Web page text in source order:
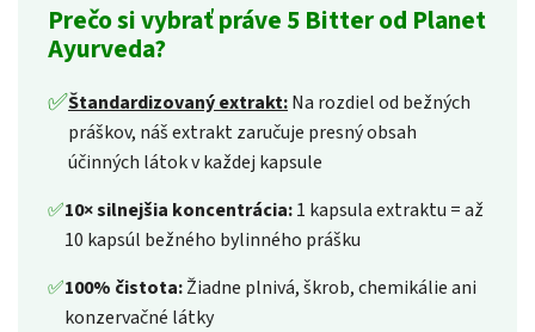
Prečo si vybrať práve 5 Bitter od Planet
Ayurveda?
✅Štandardizovaný extrakt:Na rozdiel od bežných
práškov, náš extrakt zaručuje presný obsah
účinných látok v každej kapsule
✅10× silnejšia koncentrácia:1 kapsula extraktu = až
10 kapsúl bežného bylinného prášku
✅100% čistota:Žiadne plnivá, škrob, chemikálie ani
konzervačné látky